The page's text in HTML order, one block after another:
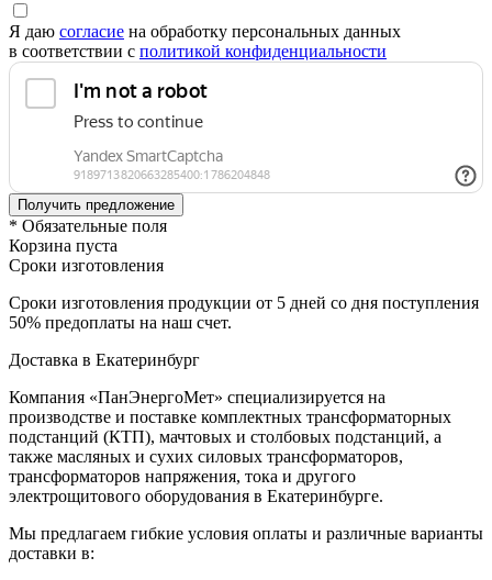
Я даю согласие на обработку персональных данных
в соответствии с политикой конфиденциальности
* Обязательные поля
Корзина пуста
Сроки изготовления
Сроки изготовления продукции от 5 дней со дня поступления
50% предоплаты на наш счет.
Доставка в Екатеринбург
Компания «ПанЭнергоМет» специализируется на
производстве и поставке комплектных трансформаторных
подстанций (КТП), мачтовых и столбовых подстанций, а
также масляных и сухих силовых трансформаторов,
трансформаторов напряжения, тока и другого
электрощитового оборудования в Екатеринбурге.
Мы предлагаем гибкие условия оплаты и различные варианты
доставки в: